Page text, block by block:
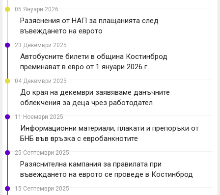
05 Януари 2026
Разяснения от НАП за плащанията след
въвеждането на еврото
23 Декември 2025
Автобусните билети в община Костинброд
преминават в евро от 1 януари 2026 г.
04 Декември 2025
До края на декември заявяваме данъчните
облекчения за деца чрез работодател
11 Ноември 2025
Информационни материали, плакати и препоръки от
БНБ във връзка с евробанкнотите
25 Септември 2025
Разяснителна кампания за правилата при
въвеждането на еврото се проведе в Костинброд
15 Септември 2025